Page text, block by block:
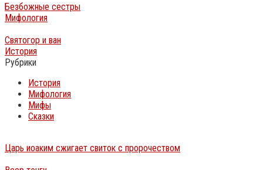
Безбожные сестры
Мифология
Святогор и ван
История
Рубрики
История
Мифология
Мифы
Сказки
Царь иоаким сжигает свиток с пророчеством